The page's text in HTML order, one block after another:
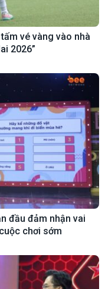
vé vàng vào nhà
2026”
đầu đảm nhận vai
chơi sớm